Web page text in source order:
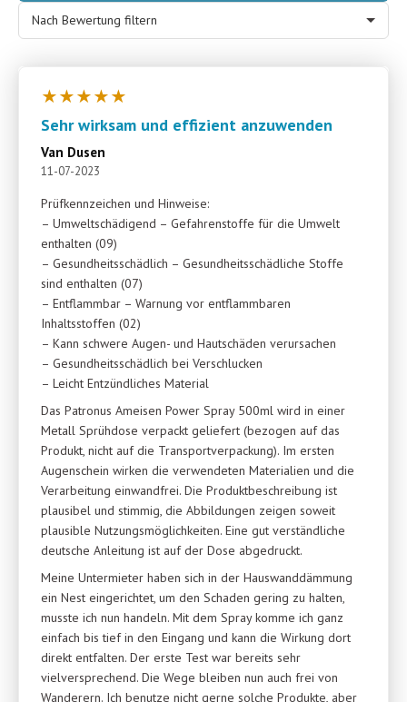
Nach Bewertung filtern
★★★★★
Van Dusen
11-07-2023
Sehr wirksam und effizient anzuwenden
Prüfkennzeichen und Hinweise:
– Umweltschädigend – Gefahrenstoffe für die Umwelt
enthalten (09)
– Gesundheitsschädlich – Gesundheitsschädliche Stoffe
sind enthalten (07)
– Entflammbar – Warnung vor entflammbaren
Inhaltsstoffen (02)
– Kann schwere Augen- und Hautschäden verursachen
– Gesundheitsschädlich bei Verschlucken
– Leicht Entzündliches Material
Das Patronus Ameisen Power Spray 500ml wird in einer
Metall Sprühdose verpackt geliefert (bezogen auf das
Produkt, nicht auf die Transportverpackung). Im ersten
Augenschein wirken die verwendeten Materialien und die
Verarbeitung einwandfrei. Die Produktbeschreibung ist
plausibel und stimmig, die Abbildungen zeigen soweit
plausible Nutzungsmöglichkeiten. Eine gut verständliche
deutsche Anleitung ist auf der Dose abgedruckt.
Meine Untermieter haben sich in der Hauswanddämmung
ein Nest eingerichtet, um den Schaden gering zu halten,
musste ich nun handeln. Mit dem Spray komme ich ganz
einfach bis tief in den Eingang und kann die Wirkung dort
direkt entfalten. Der erste Test war bereits sehr
vielversprechend. Die Wege bleiben nun auch frei von
Wanderern. Ich benutze nicht gerne solche Produkte, aber